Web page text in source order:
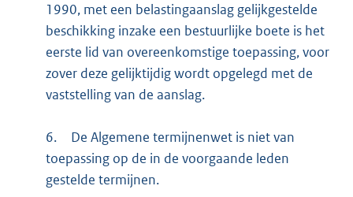
1990, met een belastingaanslag gelijkgestelde
beschikking inzake een bestuurlijke boete is het
eerste lid van overeenkomstige toepassing, voor
zover deze gelijktijdig wordt opgelegd met de
vaststelling van de aanslag.
6.
De Algemene termijnenwet is niet van
toepassing op de in de voorgaande leden
gestelde termijnen.